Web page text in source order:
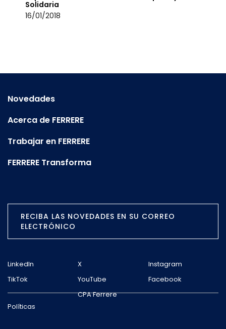
Solidaria
16/01/2018
Novedades
Acerca de FERRERE
Trabajar en FERRERE
FERRERE Transforma
RECIBA LAS NOVEDADES EN SU CORREO
ELECTRÓNICO
LinkedIn X
Instagram
TikTok
YouTube Facebook
Políticas
CPA Ferrere